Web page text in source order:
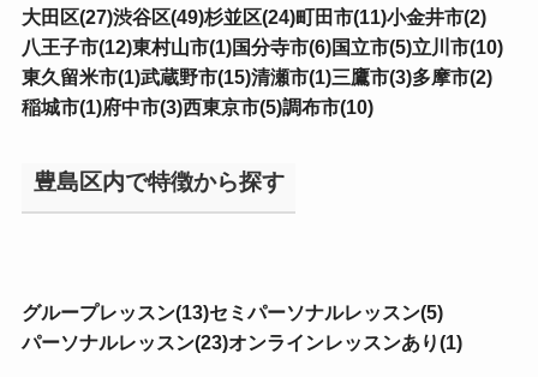
大田区(27)渋谷区(49)杉並区(24)町田市(11)小金井市(2)
八王子市(12)東村山市(1)国分寺市(6)国立市(5)立川市(10)
東久留米市(1)武蔵野市(15)清瀬市(1)三鷹市(3)多摩市(2)
稲城市(1)府中市(3)西東京市(5)調布市(10)
豊島区内で特徴から探す
グループレッスン(13)セミパーソナルレッスン(5)
パーソナルレッスン(23)オンラインレッスンあり(1)